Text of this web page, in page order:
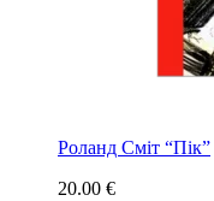
Роланд Сміт “Пiк”
20.00 €